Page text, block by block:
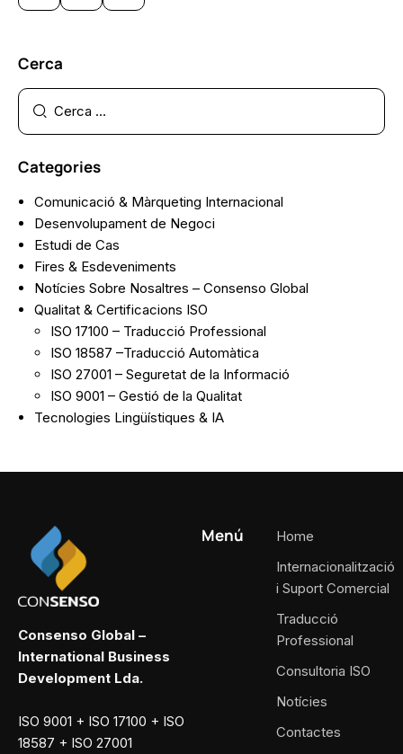
Cerca
Categories
Comunicació & Màrqueting Internacional
Desenvolupament de Negoci
Estudi de Cas
Fires & Esdeveniments
Notícies Sobre Nosaltres – Consenso Global
Qualitat & Certificacions ISO
ISO 17100 – Traducció Professional
ISO 18587 –Traducció Automàtica
ISO 27001 – Seguretat de la Informació
ISO 9001 – Gestió de la Qualitat
Tecnologies Lingüístiques & IA
Consenso Global –
International Business
Development Lda.
ISO 9001 + ISO 17100 + ISO
18587 + ISO 27001
Menú
Home
Internacionalització
i Suport Comercial
Traducció
Professional
Consultoria ISO
Notícies
Contactes